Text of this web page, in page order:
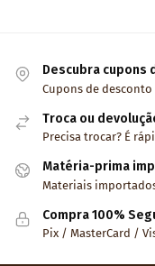
Descubra cupons
Cupons de
Troca ou
Precisa trocar? É
Matéria-prima
Materiais
Compra 100%
Pix / MasterCard /